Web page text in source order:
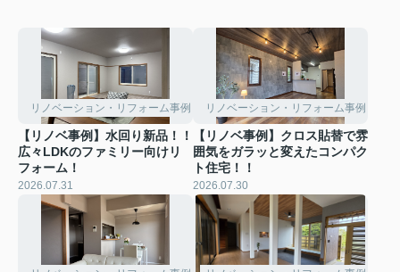
リノベーション・リフォーム事例
【リノベ事例】水回り新品！！
広々LDKのファミリー向けリ
フォーム！
2026.07.31
リノベーション・リフォーム事例
【リノベ事例】クロス貼替で雰
囲気をガラッと変えたコンパク
ト住宅！！
2026.07.30